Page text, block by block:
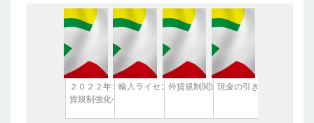
２０２２年５月２５日、中央銀行通達：外
貨規制強化へ
輸入ライセンス取得に遅れ外貨規制関連情報 （2022/6/14現在
現金の引き出しについて